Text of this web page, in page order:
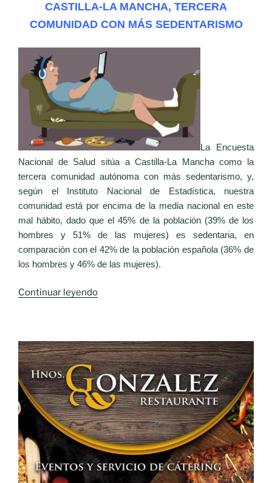
de
riesgo
prevenir
la
trombosis
sus
consecuencias»
CASTILLA-LA MANCHA, TERCERA
COMUNIDAD CON MÁS SEDENTARISMO
La Encuesta
Nacional de Salud sitúa a Castilla-La Mancha como la
tercera comunidad autónoma con más sedentarismo, y,
según el Instituto Nacional de Estadística, nuestra
comunidad está por encima de la media nacional en este
mal hábito, dado que el 45% de la población (39% de los
hombres y 51% de las mujeres) es sedentaria, en
comparación con el 42% de la población española (36% de
los hombres y 46% de las mujeres).
Continuar leyendo«CASTILLA-
COMUNIDAD
CON
MÁS
SEDENTARISMO»